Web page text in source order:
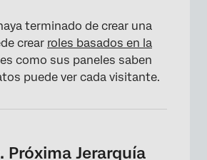
terminado de crear una
crear roles basados ​​en la
como sus paneles saben
puede ver cada visitante.
Próxima Jerarquía